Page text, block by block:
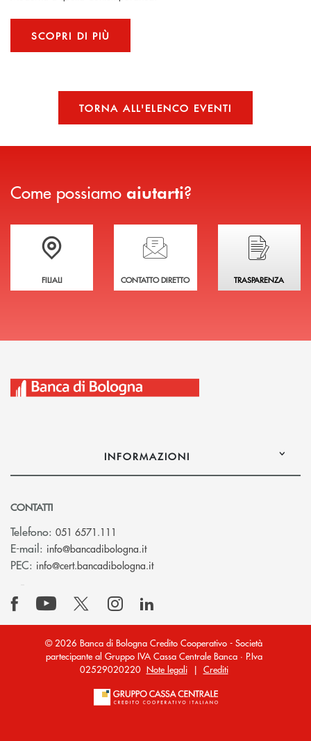
SCOPRI DI PIÙ
TORNA ALL'ELENCO EVENTI
Come possiamo aiutarti?
Trova la filiale più vicina a te
FILIALI
Hai bisogno di assistenza immediata?
CONTATTO DIRETTO
Hai bisogno di
TRASPARENZA
INFORMAZIONI
CONTATTI
Telefono: 051 6571.111
E-mail: info@bancadibologna.it(si apre l’app di posta elettronica)
PEC: info@cert.bancadibologna.it(si apre l’app di posta
© 2026 Banca di Bologna Credito Cooperativo - Società
partecipante al Gruppo IVA Cassa Centrale Banca · P.Iva
02529020220 Note legali| Crediti